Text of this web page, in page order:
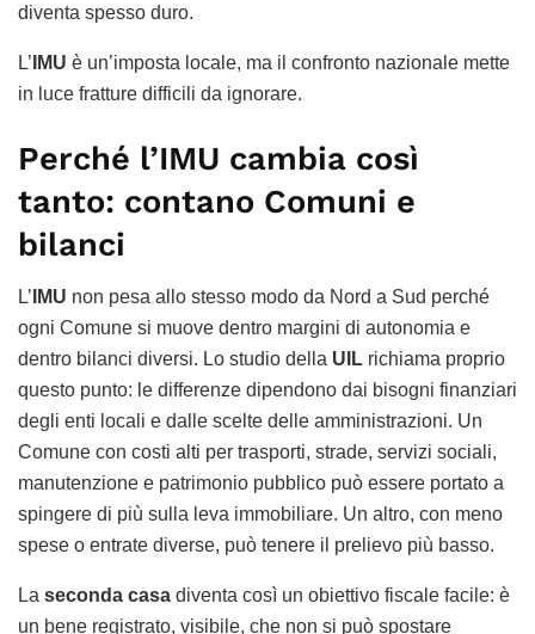
diventa spesso duro.
L’ IMU è un’imposta locale, ma il confronto nazionale mette
in luce fratture difficili da ignorare.
Perché l’IMU cambia così
tanto: contano Comuni e
bilanci
L’ IMU non pesa allo stesso modo da Nord a Sud perché
ogni Comune si muove dentro margini di autonomia e
dentro bilanci diversi. Lo studio della UIL richiama proprio
questo punto: le differenze dipendono dai bisogni finanziari
degli enti locali e dalle scelte delle amministrazioni. Un
Comune con costi alti per trasporti, strade, servizi sociali,
manutenzione e patrimonio pubblico può essere portato a
spingere di più sulla leva immobiliare. Un altro, con meno
spese o entrate diverse, può tenere il prelievo più basso.
La seconda casa diventa così un obiettivo fiscale facile: è
un bene registrato, visibile, che non si può spostare